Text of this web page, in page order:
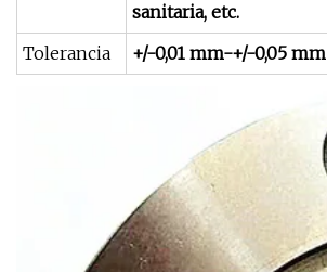
sanitaria, etc.
Tolerancia
+/-0,01 mm-+/-0,05 mm